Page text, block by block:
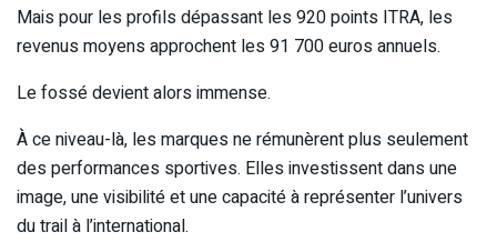
Mais pour les profils dépassant les 920 points ITRA, les
revenus moyens approchent les 91 700 euros annuels.
Le fossé devient alors immense.
À ce niveau-là, les marques ne rémunèrent plus seulement
des performances sportives. Elles investissent dans une
image, une visibilité et une capacité à représenter l’univers
du trail à l’international.